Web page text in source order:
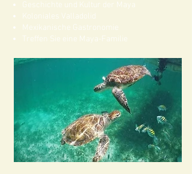
Geschichte und Kultur der Maya
Koloniales Valladolid
Mexikanische Gastronomie
Treffen Sie eine Maya-Familie